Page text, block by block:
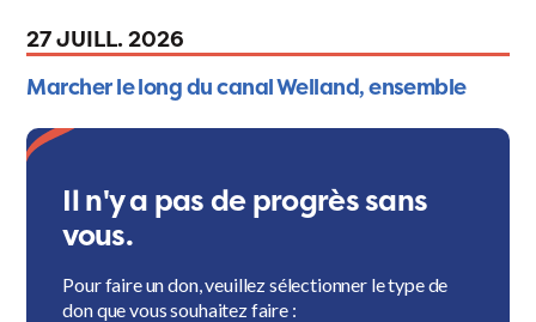
27 JUILL. 2026
Marcher le long du canal Welland, ensemble
Il n'y a pas de progrès sans
vous.
Pour faire un don, veuillez sélectionner le type de
don que vous souhaitez faire :